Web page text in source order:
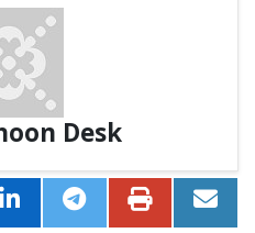
Desk